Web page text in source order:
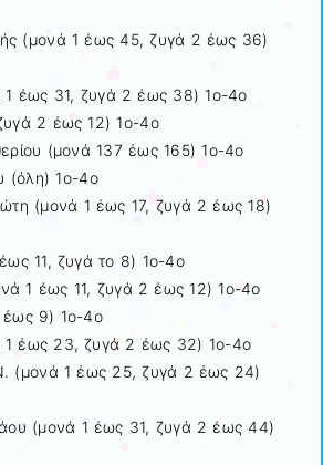
(μονά 1 έως 45, ζυγά 2 έως 36)
1 έως 31, ζυγά 2 έως 38) 1ο-4ο
2 έως 12) 1ο-4ο
(μονά 137 έως 165) 1ο-4ο
(όλη) 1ο-4ο
(μονά 1 έως 17, ζυγά 2 έως 18)
11, ζυγά το 8) 1ο-4ο
1 έως 11, ζυγά 2 έως 12) 1ο-4ο
έως 9) 1ο-4ο
1 έως 23, ζυγά 2 έως 32) 1ο-4ο
(μονά 1 έως 25, ζυγά 2 έως 24)
(μονά 1 έως 31, ζυγά 2 έως 44)